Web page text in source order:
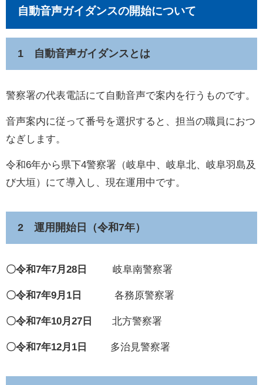
自動音声ガイダンスの開始について
1 自動音声ガイダンスとは
警察署の代表電話にて自動音声で案内を行うものです。
音声案内に従って番号を選択すると、担当の職員におつ
なぎします。
令和6年から県下4警察署（岐阜中、岐阜北、岐阜羽島及
び大垣）にて導入し、現在運用中です。
2 運用開始日（令和7年）
〇令和7年7月28日 岐阜南警察署
〇令和7年9月1日 各務原警察署
〇令和7年10月27日 北方警察署
〇令和7年12月1日 多治見警察署